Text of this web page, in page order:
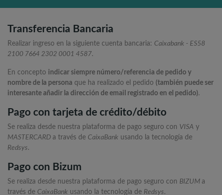
Transferencia Bancaria
Realizar ingreso en la siguiente cuenta bancaria: Caixabank - ES58
2100 7664 2302 0001 4587.
En concepto indicar siempre número/referencia de pedido y
nombre de la persona que ha realizado el pedido (también puede ser
interesante añadir la dirección de email registrado en el pedido) .
Pago con tarjeta de crédito/débito
Se realiza desde nuestra plataforma de pago seguro con VISA y
MASTERCARD a través de CaixaBank usando la tecnología de
Redsys.
Pago con Bizum
Se realiza desde nuestra plataforma de pago seguro con BIZUM a
través de CaixaBank usando la tecnología de Redsys.